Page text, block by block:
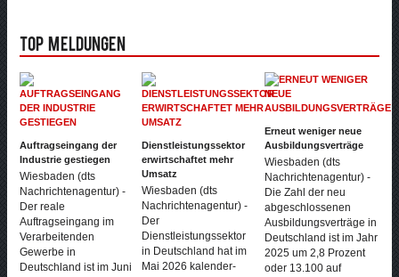
Top Meldungen
Auftragseingang der
Industrie gestiegen
Wiesbaden (dts
Nachrichtenagentur) -
Der reale
Auftragseingang im
Verarbeitenden
Gewerbe in
Deutschland ist im Juni
Dienstleistungssektor
erwirtschaftet mehr
Umsatz
Wiesbaden (dts
Nachrichtenagentur) -
Der
Dienstleistungssektor
in Deutschland hat im
Mai 2026 kalender-
Erneut weniger neue
Ausbildungsverträge
Wiesbaden (dts
Nachrichtenagentur) -
Die Zahl der neu
abgeschlossenen
Ausbildungsverträge in
Deutschland ist im Jahr
2025 um 2,8 Prozent
oder 13.100 auf